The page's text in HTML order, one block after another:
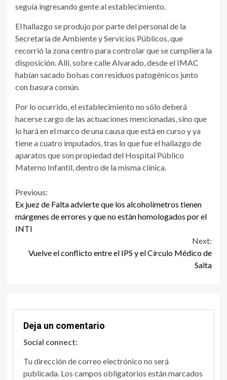
seguía ingresando gente al establecimiento.
El hallazgo se produjo por parte del personal de la
Secretaría de Ambiente y Servicios Públicos, que
recorrió la zona centro para controlar que se cumpliera la
disposición. Allí, sobre calle Alvarado, desde el IMAC
habían sacado bolsas con residuos patogénicos junto
con basura común.
Por lo ocurrido, el establecimiento no sólo deberá
hacerse cargo de las actuaciones mencionadas, sino que
lo hará en el marco de una causa que está en curso y ya
tiene a cuatro imputados, tras lo que fue el hallazgo de
aparatos que son propiedad del Hospital Público
Materno Infantil, dentro de la misma clínica.
Continue
Reading
Previous:
Ex juez de Falta advierte que los alcoholímetros tienen
márgenes de errores y que no están homologados por el
INTI
Next:
Vuelve el conflicto entre el IPS y el Círculo Médico de
Salta
Deja un comentario
Social connect:
Tu dirección de correo electrónico no será
publicada. Los campos obligatorios están marcados